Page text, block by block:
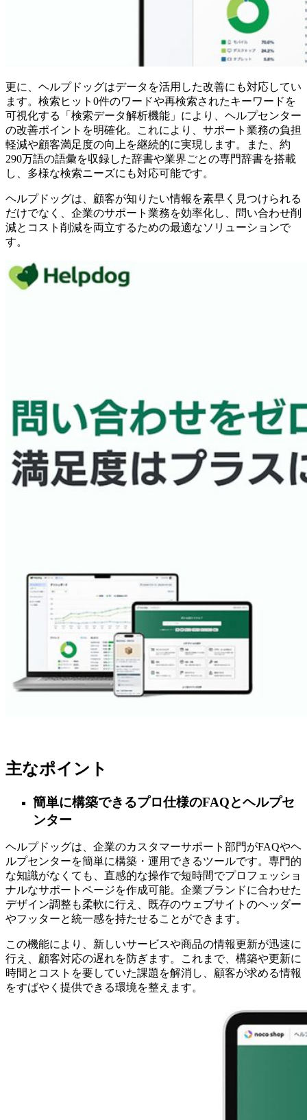
更に、ヘルプドッグはデータを活用した改善にも対応してい
ます。検索ヒット0件のワードや再検索されたキーワードを
可視化する「検索データ解析機能」により、ヘルプセンター
の改善ポイントを明確化。これにより、サポート業務の負担
軽減や顧客満足度の向上を継続的に実現します。また、約
290万語の語彙を収録した辞書や業界ごとの専門辞書を搭載
し、多様な検索ニーズにも対応可能です。
ヘルプドッグは、顧客が知りたい情報を素早く見つけられる
だけでなく、企業のサポート業務を効率化し、問い合わせ削
減とコスト削減を両立するための最適なソリューションで
す。
主なポイント
簡単に構築できるプロ仕様のFAQとヘルプセ
ンター
ヘルプドッグは、企業のカスタマーサポート部門がFAQやヘ
ルプセンターを簡単に構築・運用できるツールです。専門的
な知識がなくても、直感的な操作で短時間でプロフェッショ
ナルなサポートページを作成可能。企業ブランドに合わせた
デザイン調整も柔軟に行え、既存のウェブサイトのヘッダー
やフッターと統一感を持たせることができます。
この機能により、新しいサービスや商品の情報更新が迅速に
行え、顧客対応の遅れを防ぎます。これまで、構築や更新に
時間とコストを要していた課題を解消し、顧客が求める情報
をすばやく提供できる環境を整えます。